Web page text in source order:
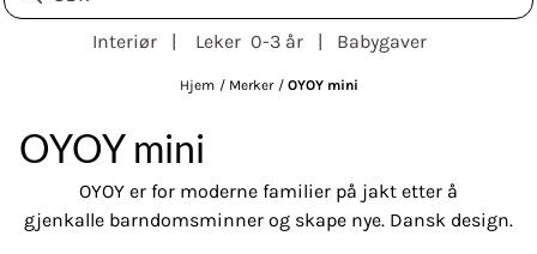
Interiør | Leker 0-3 år | Babygaver
Hjem / Merker / OYOY mini
OYOY mini
OYOY er for moderne familier på jakt etter å
gjenkalle barndomsminner og skape nye. Dansk design.